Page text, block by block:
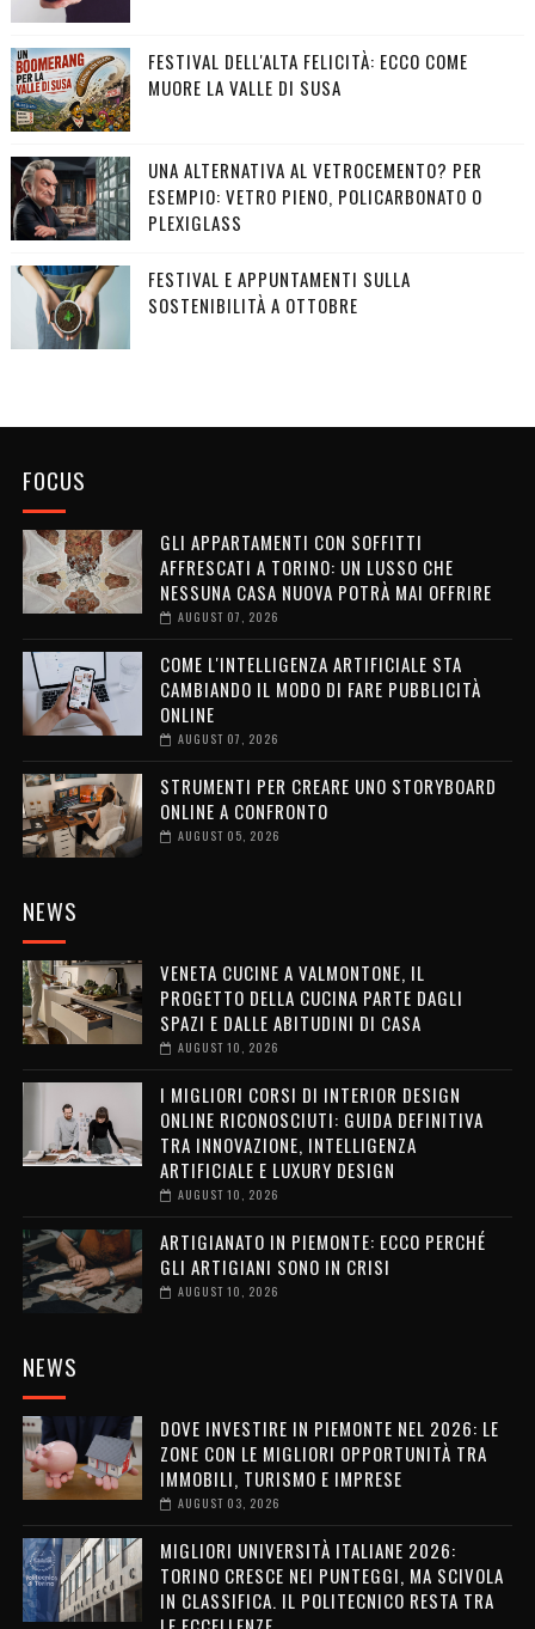
FESTIVAL DELL'ALTA FELICITÀ: ECCO COME
MUORE LA VALLE DI SUSA
UNA ALTERNATIVA AL VETROCEMENTO? PER
ESEMPIO: VETRO PIENO, POLICARBONATO O
PLEXIGLASS
FESTIVAL E APPUNTAMENTI SULLA
SOSTENIBILITÀ A OTTOBRE
FOCUS
GLI APPARTAMENTI CON SOFFITTI
AFFRESCATI A TORINO: UN LUSSO CHE
NESSUNA CASA NUOVA POTRÀ MAI OFFRIRE
AUGUST 07, 2026
COME L'INTELLIGENZA ARTIFICIALE STA
CAMBIANDO IL MODO DI FARE PUBBLICITÀ
ONLINE
AUGUST 07, 2026
STRUMENTI PER CREARE UNO STORYBOARD
ONLINE A CONFRONTO
AUGUST 05, 2026
NEWS
VENETA CUCINE A VALMONTONE, IL
PROGETTO DELLA CUCINA PARTE DAGLI
SPAZI E DALLE ABITUDINI DI CASA
AUGUST 10, 2026
I MIGLIORI CORSI DI INTERIOR DESIGN
ONLINE RICONOSCIUTI: GUIDA DEFINITIVA
TRA INNOVAZIONE, INTELLIGENZA
ARTIFICIALE E LUXURY DESIGN
AUGUST 10, 2026
ARTIGIANATO IN PIEMONTE: ECCO PERCHÉ
GLI ARTIGIANI SONO IN CRISI
AUGUST 10, 2026
NEWS
DOVE INVESTIRE IN PIEMONTE NEL 2026: LE
ZONE CON LE MIGLIORI OPPORTUNITÀ TRA
IMMOBILI, TURISMO E IMPRESE
AUGUST 03, 2026
MIGLIORI UNIVERSITÀ ITALIANE 2026:
TORINO CRESCE NEI PUNTEGGI, MA SCIVOLA
IN CLASSIFICA. IL POLITECNICO RESTA TRA